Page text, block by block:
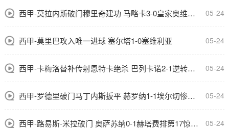
西甲-莫拉内斯破门穆里奇建功 马略卡3-0皇家奥维耶多仍遭降级 05-24
西甲-莫里巴攻入唯一进球 塞尔塔1-0塞维利亚 05-24
西甲-卡梅洛替补传射恩特卡绝杀 巴列卡诺2-1逆转阿拉维斯 05-24
西甲-罗德里破门马丁内斯扳平 赫罗纳1-1埃尔切惨遭降级 05-24
西甲-路易斯-米拉破门 奥萨苏纳0-1赫塔费排第17惊险保级 05-24